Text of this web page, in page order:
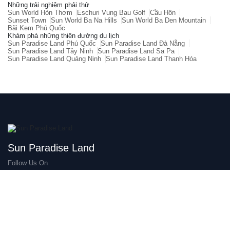
Những trải nghiệm phải thử
Sun World Hòn Thơm
Eschuri Vung Bau Golf Cầu Hôn
Sunset Town Sun World Ba Na Hills
Sun World Ba Den Mountain
Bãi Kem Phú Quốc
Khám phá những thiên đường du lịch
Sun Paradise Land Phú Quốc
Sun Paradise Land Đà Nẵng
Sun Paradise Land Tây Ninh Sun Paradise Land Sa Pa
Sun Paradise Land Quảng Ninh Sun Paradise Land Thanh Hóa
Sun Paradise Land
Follow Us On